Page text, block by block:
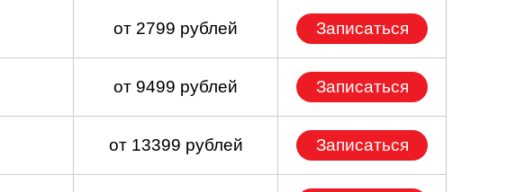
от 2799 рублей Записаться
от 9499 рублей Записаться
от 13399 рублей Записаться